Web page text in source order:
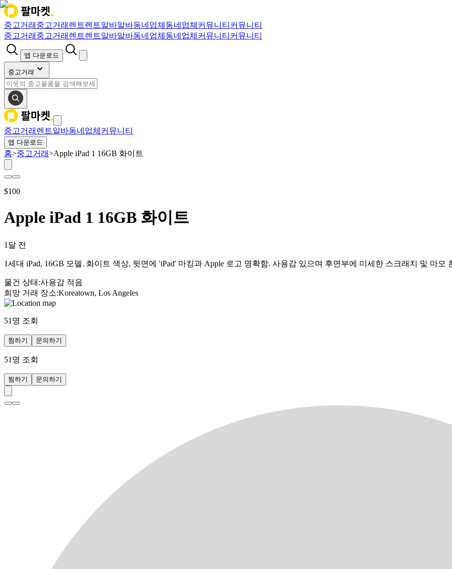
중고거래 중고거래 렌트렌트알바알바동네업체 동네업체 커뮤니티 커뮤니티
중고거래 중고거래 렌트렌트알바알바동네업체 동네업체 커뮤니티 커뮤니티
앱 다운로드
중고거래
중고거래 렌트알바동네업체 커뮤니티
앱 다운로드
홈>중고거래>Apple iPad 1 16GB 화이트
$100
Apple iPad 1 16GB 화이트
1달 전
1세대 iPad, 16GB 모델. 화이트 색상, 뒷면에 'iPad' 마킹과 Apple 로고 명확함. 사용감 있으며 후면부에 미세한 스크래치 및 마모
물건 상태 :사용감 적음
희망 거래 장소:Koreatown, Los Angeles
51 명 조회
찜하기 문의하기
51 명 조회
찜하기 문의하기